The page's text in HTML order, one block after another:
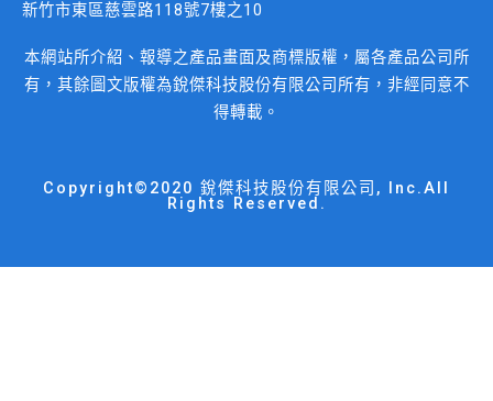
新竹市東區慈雲路118號7樓之10
本網站所介紹、報導之產品畫面及商標版權，屬各產品公司所
有，其餘圖文版權為銳傑科技股份有限公司所有，非經同意不
得轉載。
Copyright©2020 銳傑科技股份有限公司, Inc.All
Rights Reserved.